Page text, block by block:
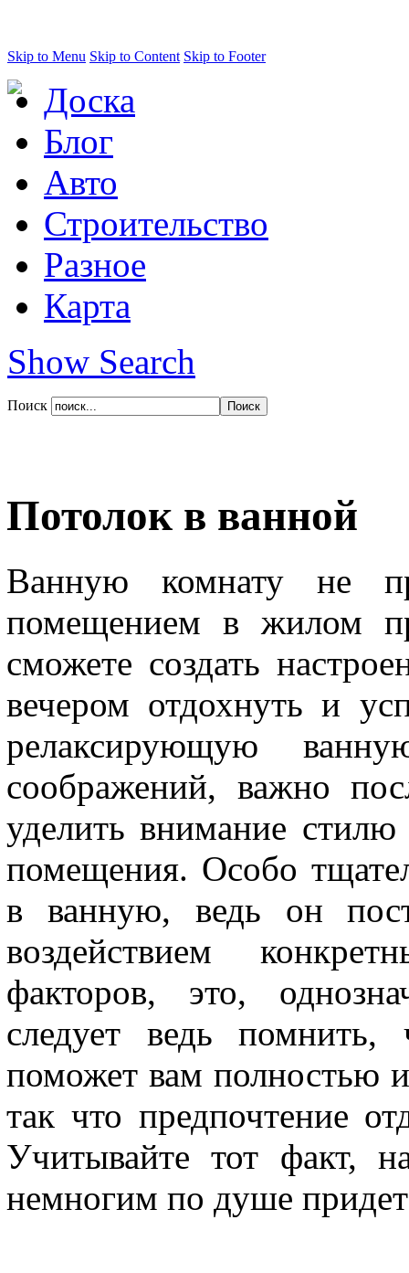
Skip to Menu Skip to Content Skip to Footer
Доска
Блог
Авто
Строительство
Разное
Карта
Show Search
Поиск
Потолок в ванной
Ванную комнату не
помещением в жилом
сможете создать
вечером отдохнуть и
релаксирующую
соображений, важно
уделить внимание стилю
помещения. Особо
в ванную, ведь он
воздействием
факторов, это,
следует ведь
поможет вам полностью
так что предпочтение
Учитывайте тот факт,
немногим по душе